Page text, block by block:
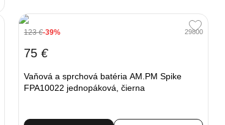
123€-39% 29800
75€
Vaňová a sprchová batéria AM.PM Spike
FPA10022 jednopáková, čierna